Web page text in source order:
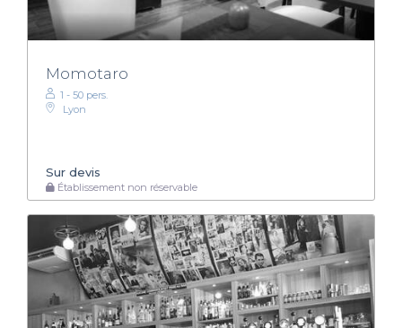
Momotaro
1 - 50 pers.
Lyon
Sur devis
Établissement non réservable